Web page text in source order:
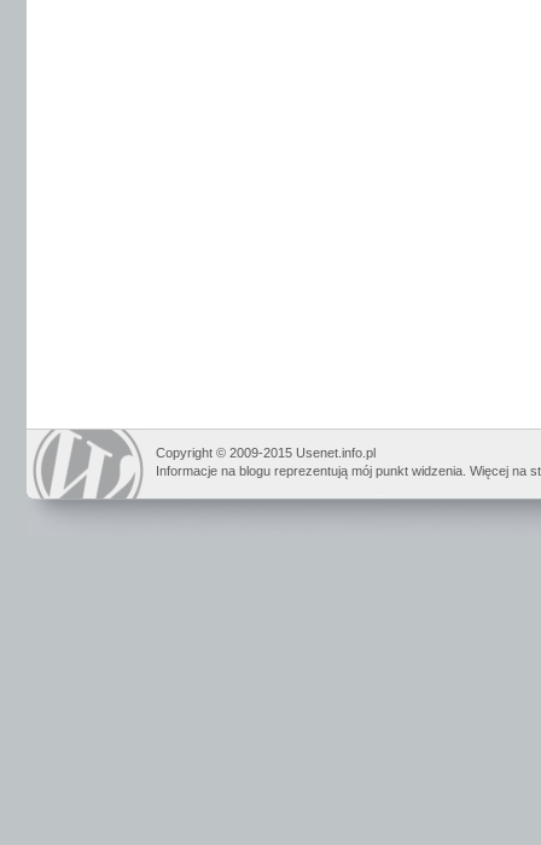
Copyright © 2009-2015 Usenet.info.pl
Informacje na blogu reprezentują mój punkt widzenia. Więcej na